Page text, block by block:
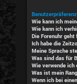
Wie kann ich
Wie kann ich
Die Forenuhr geht
Ich habe die
Meine Sprache
Was sind das für
Wie verwende ich
Was ist mein
Wenn ich bei